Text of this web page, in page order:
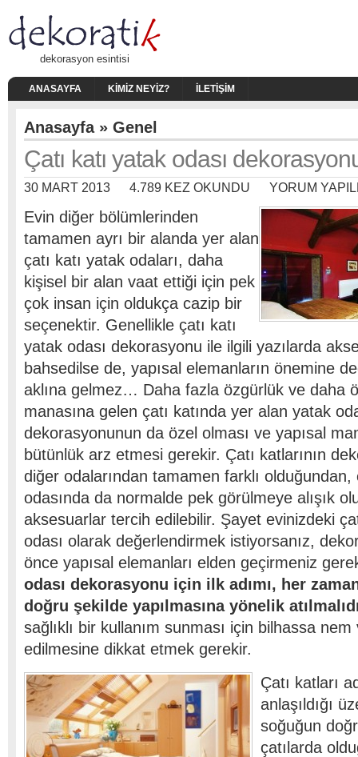
dekorasyon esintisi
ANASAYFA KIMIZ NEYIZ? İLETIŞIM
Anasayfa» Genel
Çatı katı yatak odası
30 MART 2013 4.789 KEZ OKUNDU YORUM
Evin diğer bölümlerinden
tamamen ayrı bir alanda yer alan
çatı katı yatak odaları, daha
kişisel bir alan vaat ettiği için pek
çok insan için oldukça cazip bir
seçenektir. Genellikle çatı katı
yatak odası dekorasyonu ile ilgili yazılarda
bahsedilse de, yapısal elemanların önemine
aklına gelmez… Daha fazla özgürlük ve daha
manasına gelen çatı katında yer alan yatak
dekorasyonunun da özel olması ve yapısal
bütünlük arz etmesi gerekir. Çatı katlarının
diğer odalarından tamamen farklı olduğundan,
odasında da normalde pek görülmeye alışık
aksesuarlar tercih edilebilir. Şayet evinizdeki
odası olarak değerlendirmek istiyorsanız,
önce yapısal elemanları elden geçirmeniz
odası dekorasyonu için ilk adımı, her
doğru şekilde yapılmasına yönelik
sağlıklı bir kullanım sunması için bilhassa
edilmesine dikkat etmek gerekir.
Çatı katları
anlaşıldığı
soğuğun
çatılarda